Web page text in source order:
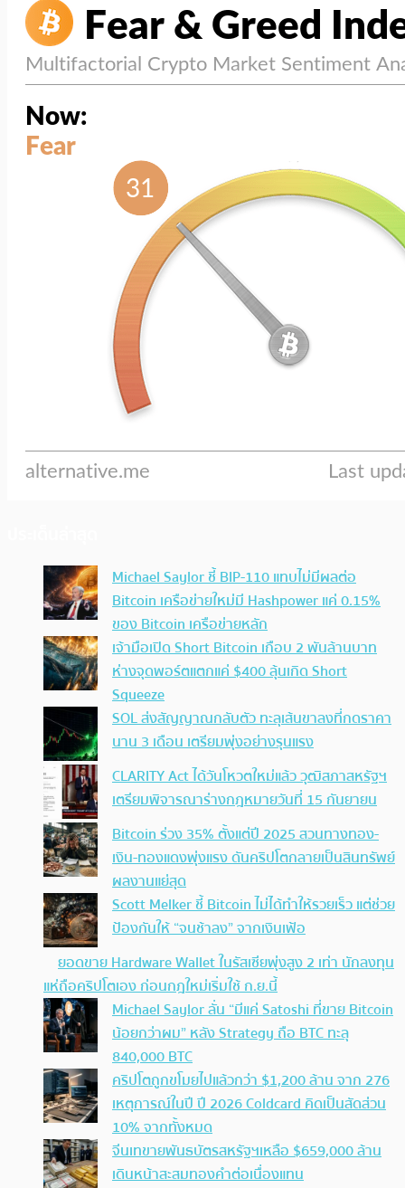
Michael Saylor ชี้ BIP-110 แทบไม่มีผลต่อ
Bitcoin เครือข่ายใหม่มี Hashpower แค่ 0.15%
ของ Bitcoin เครือข่ายหลัก
เจ้ามือเปิด Short Bitcoin เกือบ 2 พันล้านบาท
ห่างจุดพอร์ตแตกแค่ $400 ลุ้นเกิด Short
Squeeze
SOL ส่งสัญญาณกลับตัว ทะลุเส้นขาลงที่กดราคา
นาน 3 เดือน เตรียมพุ่งอย่างรุนแรง
CLARITY Act ได้วันโหวตใหม่แล้ว วุฒิสภาสหรัฐฯ
เตรียมพิจารณาร่างกฎหมายวันที่ 15 กันยายน
Bitcoin ร่วง 35% ตั้งแต่ปี 2025 สวนทางทอง-
เงิน-ทองแดงพุ่งแรง ดันคริปโตกลายเป็นสินทรัพย์
ผลงานแย่สุด
Scott Melker ชี้ Bitcoin ไม่ได้ทำให้รวยเร็ว แต่ช่วย
ป้องกันให้ “จนช้าลง” จากเงินเฟ้อ
ยอดขาย Hardware Wallet ในรัสเซียพุ่งสูง 2 เท่า นักลงทุน
แห่ถือคริปโตเอง ก่อนกฎใหม่เริ่มใช้ ก.ย.นี้
Michael Saylor ลั่น “มีแค่ Satoshi ที่ขาย Bitcoin
น้อยกว่าผม” หลัง Strategy ถือ BTC ทะลุ
840,000 BTC
คริปโตถูกขโมยไปแล้วกว่า $1,200 ล้าน จาก 276
เหตุการณ์ในปี ปี 2026 Coldcard คิดเป็นสัดส่วน
10% จากทั้งหมด
จีนเทขายพันธบัตรสหรัฐฯเหลือ $659,000 ล้าน
เดินหน้าสะสมทองคำต่อเนื่องแทน